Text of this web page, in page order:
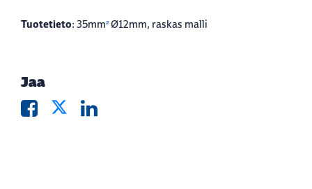
Tuotetieto: 35mm² Ø12mm, raskas malli
Jaa